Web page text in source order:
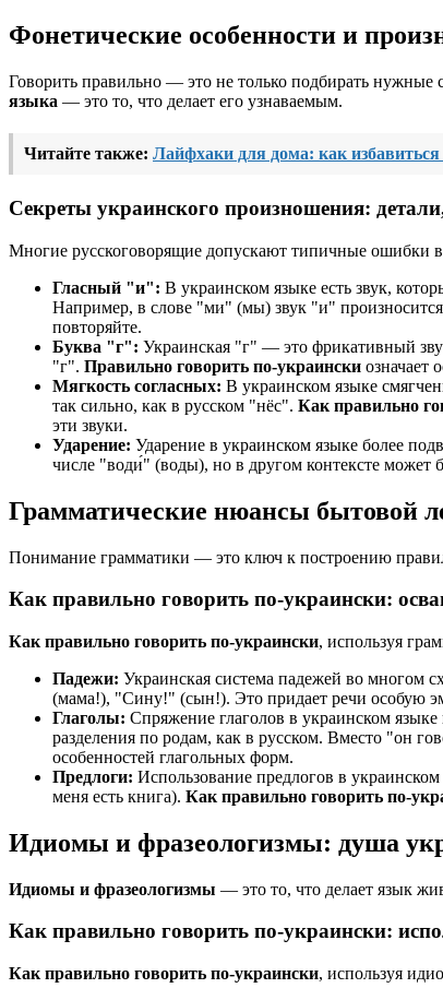
Фонетические особенности и
Говорить правильно — это не только подбирать нужные
языка — это то, что делает его узнаваемым.
Читайте также: Лайфхаки для дома: как
Секреты украинского произношения:
Многие русскоговорящие допускают типичные ошибки
Гласный "и": В украинском языке есть звук,
Например, в слове "ми" (мы) звук "и"
повторяйте.
Буква "г": Украинская "г" — это фрикативный
"г". Правильно говорить по-украински означает
Мягкость согласных: В украинском языке
так сильно, как в русском "нёс". Как правильно
эти звуки.
Ударение: Ударение в украинском языке более
числе "води́" (воды), но в другом контексте
Грамматические нюансы бытовой
Понимание грамматики — это ключ к построению
Как правильно говорить по-украински:
Как правильно говорить по-украински, используя
Падежи: Украинская система падежей во многом
(мама!), "Сину!" (сын!). Это придает речи особую
Глаголы: Спряжение глаголов в украинском
разделения по родам, как в русском. Вместо "он
особенностей глагольных форм.
Предлоги: Использование предлогов в
меня есть книга). Как правильно говорить по-
Идиомы и фразеологизмы: душа
Идиомы и фразеологизмы — это то, что делает язык
Как правильно говорить по-украински:
Как правильно говорить по-украински, используя